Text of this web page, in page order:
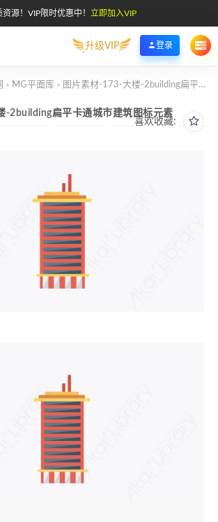
源！VIP限时优惠中！ 立即加入VIP
升级VIP 登录
> MG平面库 > 图片素材-173-大楼-2building扁平卡通城市建筑图标元素
喜欢收藏:
-2building扁平卡通城市建筑图标元素